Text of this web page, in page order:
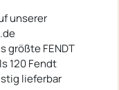
unserer
größte FENDT
120 Fendt
lieferbar